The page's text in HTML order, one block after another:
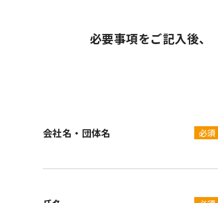
必要事項をご記入後、
会社名・団体名 必須